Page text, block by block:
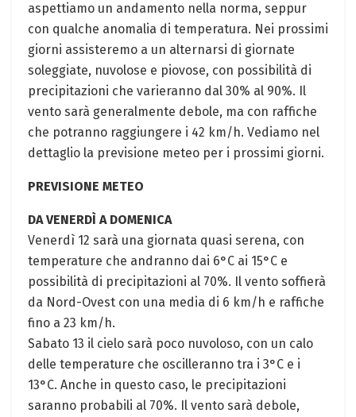
aspettiamo un andamento nella norma, seppur
con qualche anomalia di temperatura. Nei prossimi
giorni assisteremo a un alternarsi di giornate
soleggiate, nuvolose e piovose, con possibilità di
precipitazioni che varieranno dal 30% al 90%. Il
vento sarà generalmente debole, ma con raffiche
che potranno raggiungere i 42 km/h. Vediamo nel
dettaglio la previsione meteo per i prossimi giorni.
PREVISIONE METEO
DA VENERDÌ A DOMENICA
Venerdì 12 sarà una giornata quasi serena, con
temperature che andranno dai 6°C ai 15°C e
possibilità di precipitazioni al 70%. Il vento soffierà
da Nord-Ovest con una media di 6 km/h e raffiche
fino a 23 km/h.
Sabato 13 il cielo sarà poco nuvoloso, con un calo
delle temperature che oscilleranno tra i 3°C e i
13°C. Anche in questo caso, le precipitazioni
saranno probabili al 70%. Il vento sarà debole,